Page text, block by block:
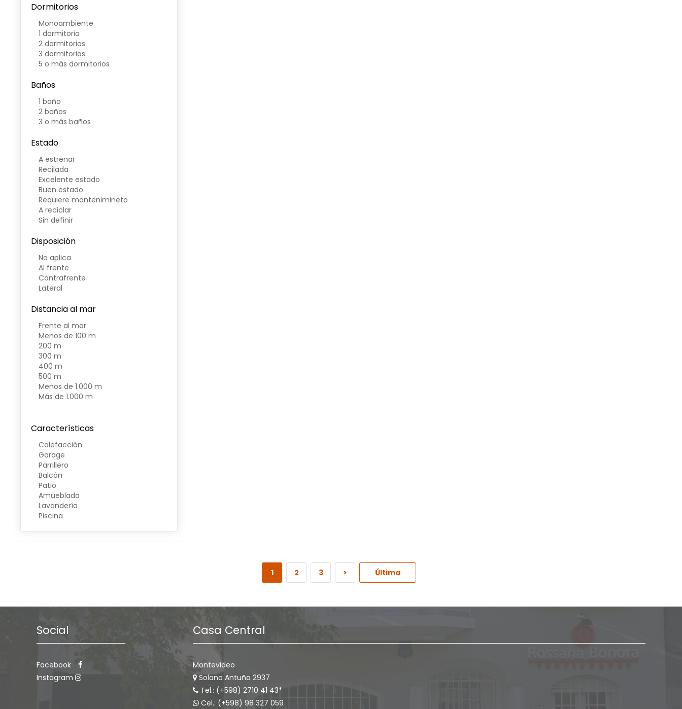
Dormitorios
Monoambiente
1 dormitorio
2 dormitorios
3 dormitorios
5 o más dormitorios
Baños
1 baño
2 baños
3 o más baños
Estado
A estrenar
Recilada
Excelente estado
Buen estado
Requiere mantenimineto
A reciclar
Sin definir
Disposición
No aplica
Al frente
Contrafrente
Lateral
Distancia al mar
Frente al mar
Menos de 100 m
200 m
300 m
400 m
500 m
Menos de 1.000 m
Más de 1.000 m
Características
Calefacción
Garage
Parrillero
Balcón
Patio
Amueblada
Lavandería
Piscina
1 2 3 > Última
Social
Facebook
Instagram
Casa Central
Montevideo
Solano Antuña 2937
Tel.: (+598) 2710 41 43*
Cel.: (+598) 98 327 059